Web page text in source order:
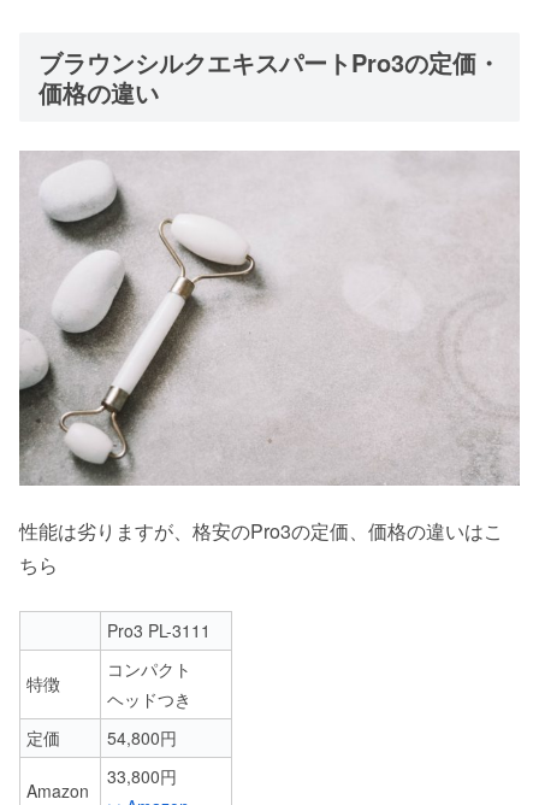
ブラウンシルクエキスパートPro3の定価・
価格の違い
性能は劣りますが、格安のPro3の定価、価格の違いはこ
ちら
Pro3 PL-3111
特徴
コンパクト
ヘッドつき
定価
54,800円
Amazon
33,800円